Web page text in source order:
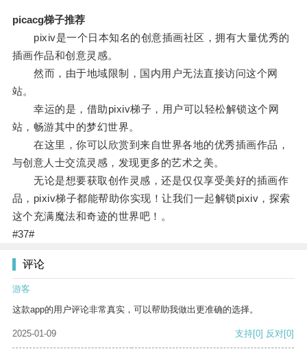
picacg梯子推荐
pixiv是一个日本知名的创意插画社区，拥有大量优秀的
插画作品和创意灵感。
然而，由于地域限制，国内用户无法直接访问这个网
站。
幸运的是，借助pixiv梯子，用户可以轻松解锁这个网
站，畅游其中的梦幻世界。
在这里，你可以欣赏到来自世界各地的优秀插画作品，
与创意人士交流灵感，发现更多的艺术之美。
无论是想要获取创作灵感，还是仅仅享受美好的插画作
品，pixiv梯子都能帮助你实现！让我们一起解锁pixiv，探索
这个充满魔法和奇迹的世界吧！。
#37#
评论
游客
这款app的用户评论非常真实，可以帮助我做出更准确的选择。
2025-01-09 支持[0] 反对[0]